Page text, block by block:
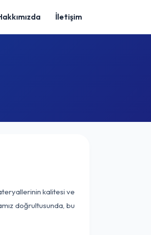
İletişim
kalitesi ve
doğrultusunda, bu